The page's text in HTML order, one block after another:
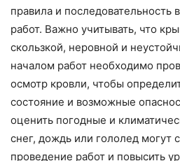
правила и последовательность
работ. Важно учитывать, что
скользкой, неровной и
началом работ необходимо
осмотр кровли, чтобы
состояние и возможные
оценить погодные и
снег, дождь или гололед могут
проведение работ и повысить